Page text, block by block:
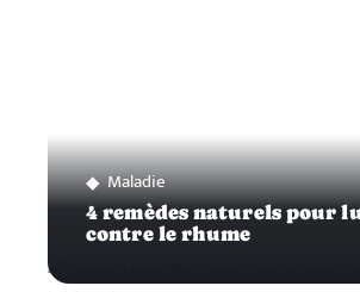
Maladie
4 remèdes naturels pour
contre le rhume